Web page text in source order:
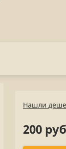
Нашли
200